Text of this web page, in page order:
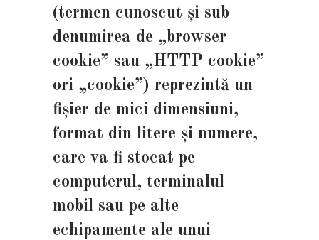
(termen cunoscut și sub
denumirea de „browser
cookie” sau „HTTP cookie”
ori „cookie”) reprezintă un
fișier de mici dimensiuni,
format din litere și numere,
care va fi stocat pe
computerul, terminalul
mobil sau pe alte
echipamente ale unui